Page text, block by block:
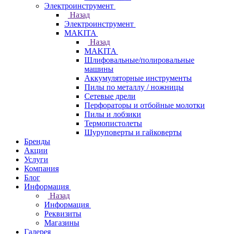
Электроинструмент
Назад
Электроинструмент
МAKITA
Назад
МAKITA
Шлифовальные/полировальные
машины
Аккумуляторные инструменты
Пилы по металлу / ножницы
Сетевые дрели
Перфораторы и отбойные молотки
Пилы и лобзики
Термопистолеты
Шуруповерты и гайковерты
Бренды
Акции
Услуги
Компания
Блог
Информация
Назад
Информация
Реквизиты
Магазины
Галерея